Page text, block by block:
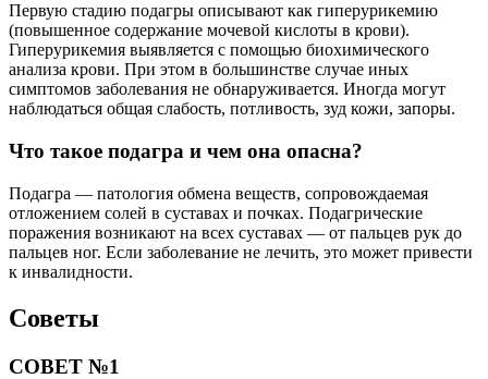
Первую стадию подагры описывают как гиперурикемию
(повышенное содержание мочевой кислоты в крови).
Гиперурикемия выявляется с помощью биохимического
анализа крови. При этом в большинстве случае иных
симптомов заболевания не обнаруживается. Иногда могут
наблюдаться общая слабость, потливость, зуд кожи, запоры.
Что такое подагра и чем она опасна?
Подагра — патология обмена веществ, сопровождаемая
отложением солей в суставах и почках. Подагрические
поражения возникают на всех суставах — от пальцев рук до
пальцев ног. Если заболевание не лечить, это может привести
к инвалидности.
Советы
СОВЕТ №1